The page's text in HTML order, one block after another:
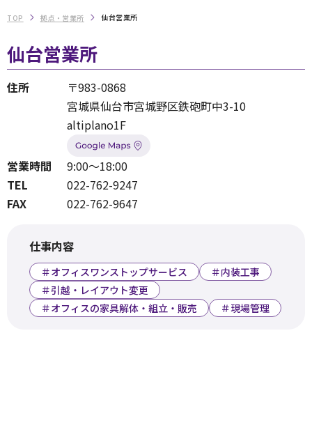
TOP 拠点・営業所 仙台営業所
仙台営業所
住所
〒983-0868
宮城県仙台市宮城野区鉄砲町中3-10
altiplano1F
営業時間
9:00〜18:00
TEL
022-762-9247
FAX
022-762-9647
仕事内容
＃オフィスワンストップサービス
＃内装工事
＃引越・レイアウト変更
＃オフィスの家具解体・組立・販売
＃現場管理